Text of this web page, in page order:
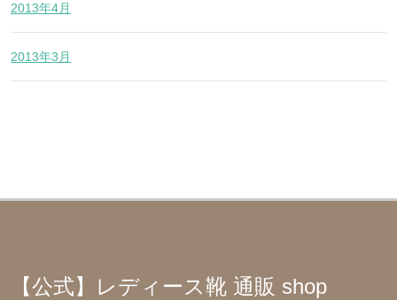
2013年4月
2013年3月
【公式】レディース靴 通販 shop